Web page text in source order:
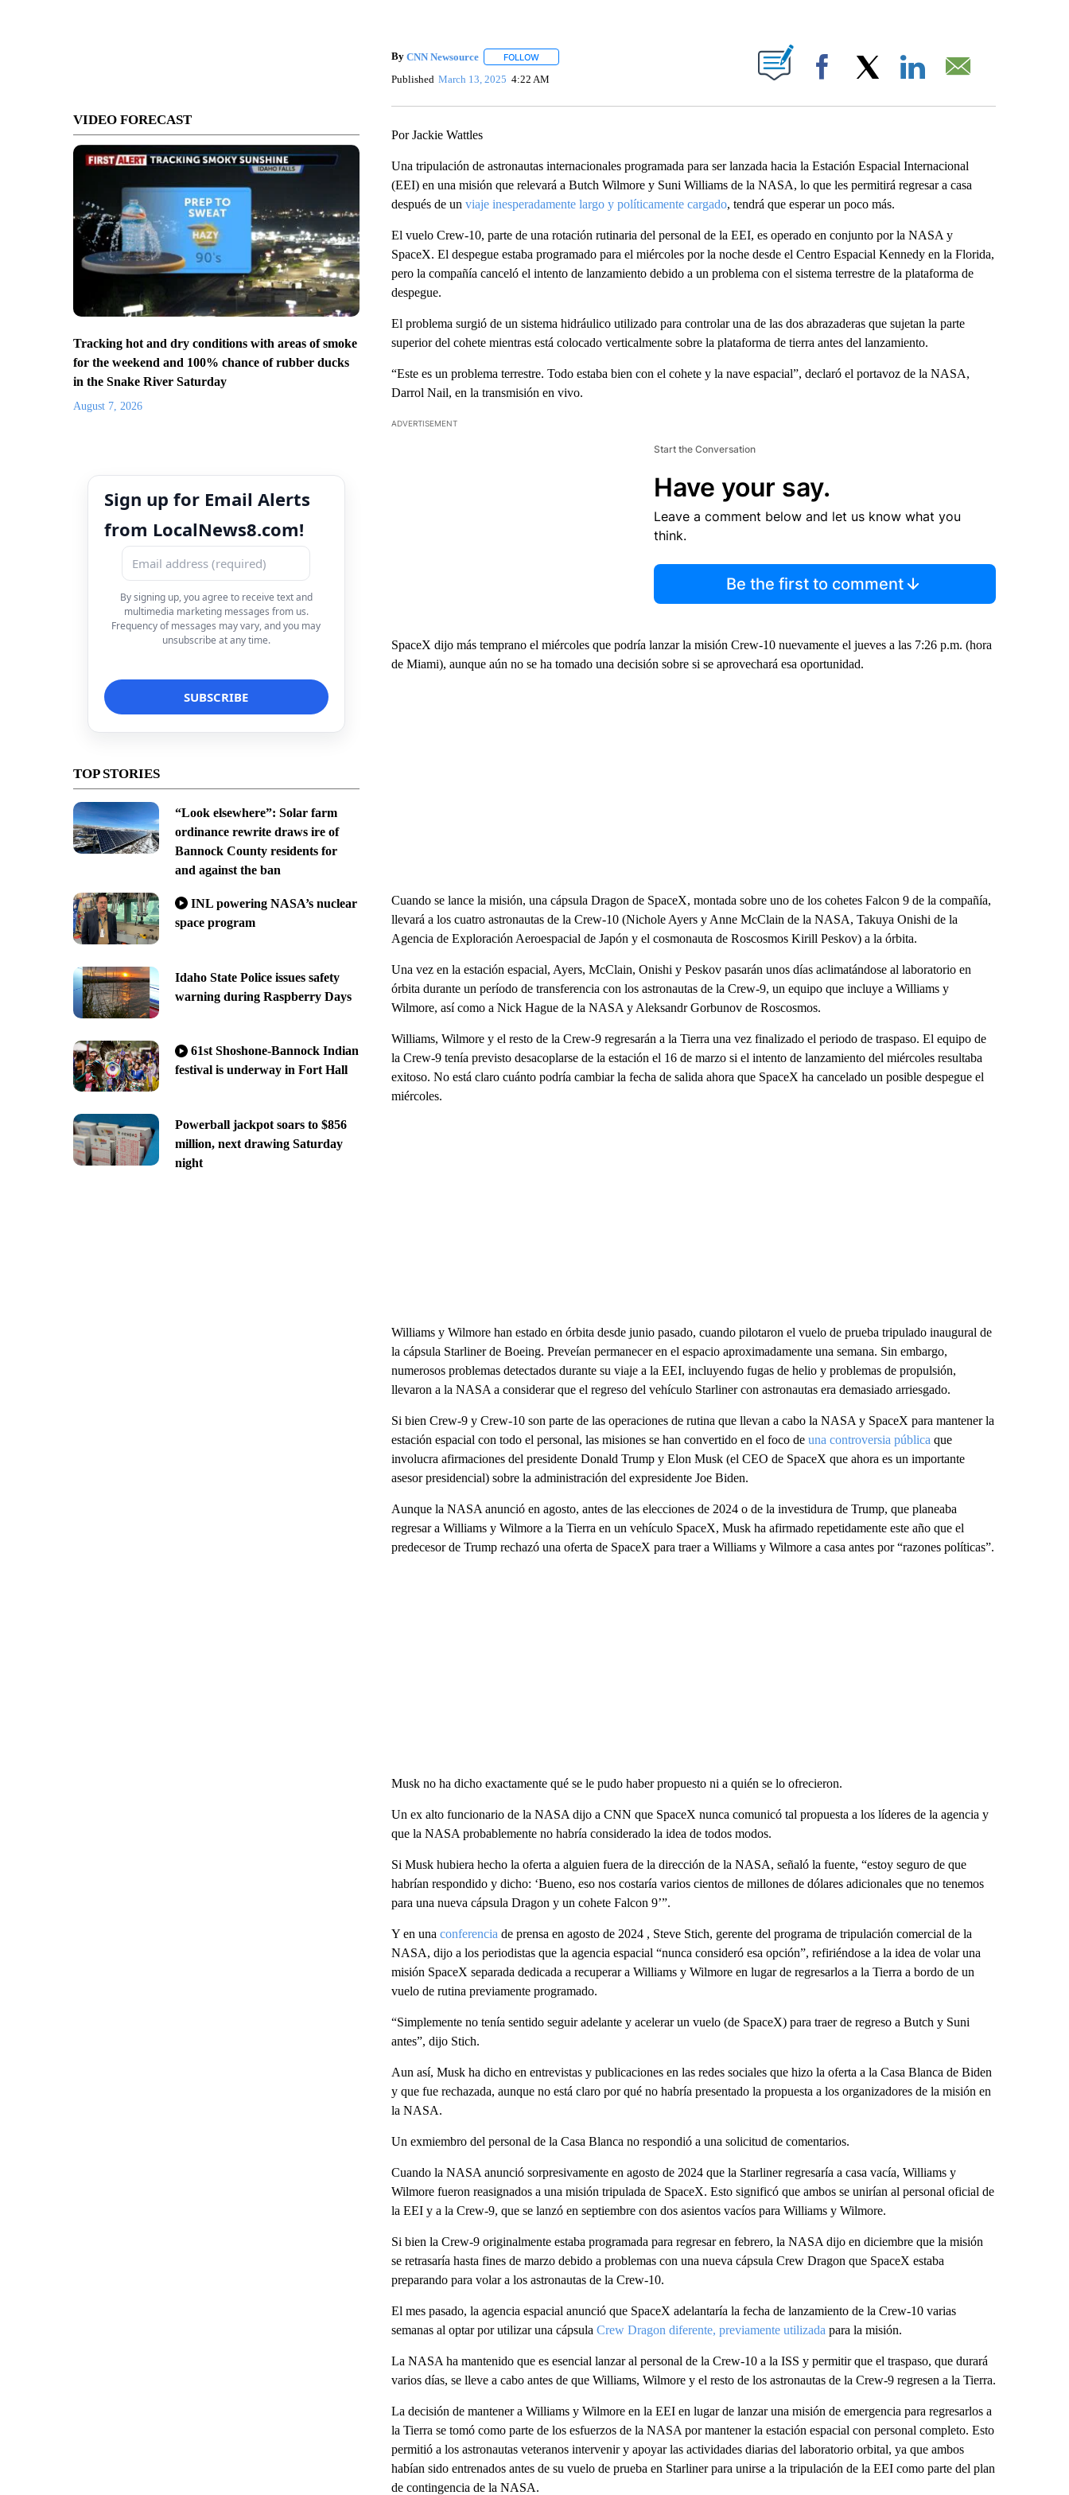
VIDEO FORECAST
Tracking hot and dry conditions with areas of smoke
for the weekend and 100% chance of rubber ducks
in the Snake River Saturday
August 7, 2026
Sign up for Email Alerts
from LocalNews8.com!
By signing up, you agree to receive text and
multimedia marketing messages from us.
Frequency of messages may vary, and you may
unsubscribe at any time.
TOP STORIES
“Look elsewhere”: Solar farm
ordinance rewrite draws ire of
Bannock County residents for
and against the ban
INL powering NASA’s nuclear
space program
Idaho State Police issues safety
warning during Raspberry Days
61st Shoshone-Bannock Indian
festival is underway in Fort Hall
Powerball jackpot soars to $856
million, next drawing Saturday
night
By CNN Newsource FOLLOWFOLLOW "" TO RECEIVE NOTIFICATIONS ABOUT NEW PAGES ON "".
Published March 13, 2025 4:22 AM Facebook
Por Jackie Wattles
Una tripulación de astronautas internacionales programada para ser lanzada hacia la Estación Espacial Internacional
(EEI) en una misión que relevará a Butch Wilmore y Suni Williams de la NASA, lo que les permitirá regresar a casa
después de un viaje inesperadamente largo y políticamente cargado, tendrá que esperar un poco más.
El vuelo Crew-10, parte de una rotación rutinaria del personal de la EEI, es operado en conjunto por la NASA y
SpaceX. El despegue estaba programado para el miércoles por la noche desde el Centro Espacial Kennedy en la Florida,
pero la compañía canceló el intento de lanzamiento debido a un problema con el sistema terrestre de la plataforma de
despegue.
El problema surgió de un sistema hidráulico utilizado para controlar una de las dos abrazaderas que sujetan la parte
superior del cohete mientras está colocado verticalmente sobre la plataforma de tierra antes del lanzamiento.
“Este es un problema terrestre. Todo estaba bien con el cohete y la nave espacial”, declaró el portavoz de la NASA,
Darrol Nail, en la transmisión en vivo.
ADVERTISEMENT
Start the Conversation
Have your say.
Leave a comment below and let us know what you
think.
Be the first to comment
SpaceX dijo más temprano el miércoles que podría lanzar la misión Crew-10 nuevamente el jueves a las 7:26 p.m. (hora
de Miami), aunque aún no se ha tomado una decisión sobre si se aprovechará esa oportunidad.
Cuando se lance la misión, una cápsula Dragon de SpaceX, montada sobre uno de los cohetes Falcon 9 de la compañía,
llevará a los cuatro astronautas de la Crew-10 (Nichole Ayers y Anne McClain de la NASA, Takuya Onishi de la
Agencia de Exploración Aeroespacial de Japón y el cosmonauta de Roscosmos Kirill Peskov) a la órbita.
Una vez en la estación espacial, Ayers, McClain, Onishi y Peskov pasarán unos días aclimatándose al laboratorio en
órbita durante un período de transferencia con los astronautas de la Crew-9, un equipo que incluye a Williams y
Wilmore, así como a Nick Hague de la NASA y Aleksandr Gorbunov de Roscosmos.
Williams, Wilmore y el resto de la Crew-9 regresarán a la Tierra una vez finalizado el periodo de traspaso. El equipo de
la Crew-9 tenía previsto desacoplarse de la estación el 16 de marzo si el intento de lanzamiento del miércoles resultaba
exitoso. No está claro cuánto podría cambiar la fecha de salida ahora que SpaceX ha cancelado un posible despegue el
miércoles.
Williams y Wilmore han estado en órbita desde junio pasado, cuando pilotaron el vuelo de prueba tripulado inaugural de
la cápsula Starliner de Boeing. Preveían permanecer en el espacio aproximadamente una semana. Sin embargo,
numerosos problemas detectados durante su viaje a la EEI, incluyendo fugas de helio y problemas de propulsión,
llevaron a la NASA a considerar que el regreso del vehículo Starliner con astronautas era demasiado arriesgado.
Si bien Crew-9 y Crew-10 son parte de las operaciones de rutina que llevan a cabo la NASA y SpaceX para mantener la
estación espacial con todo el personal, las misiones se han convertido en el foco de una controversia pública que
involucra afirmaciones del presidente Donald Trump y Elon Musk (el CEO de SpaceX que ahora es un importante
asesor presidencial) sobre la administración del expresidente Joe Biden.
Aunque la NASA anunció en agosto, antes de las elecciones de 2024 o de la investidura de Trump, que planeaba
regresar a Williams y Wilmore a la Tierra en un vehículo SpaceX, Musk ha afirmado repetidamente este año que el
predecesor de Trump rechazó una oferta de SpaceX para traer a Williams y Wilmore a casa antes por “razones políticas”.
Musk no ha dicho exactamente qué se le pudo haber propuesto ni a quién se lo ofrecieron.
Un ex alto funcionario de la NASA dijo a CNN que SpaceX nunca comunicó tal propuesta a los líderes de la agencia y
que la NASA probablemente no habría considerado la idea de todos modos.
Si Musk hubiera hecho la oferta a alguien fuera de la dirección de la NASA, señaló la fuente, “estoy seguro de que
habrían respondido y dicho: ‘Bueno, eso nos costaría varios cientos de millones de dólares adicionales que no tenemos
para una nueva cápsula Dragon y un cohete Falcon 9’”.
Y en una conferencia de prensa en agosto de 2024 , Steve Stich, gerente del programa de tripulación comercial de la
NASA, dijo a los periodistas que la agencia espacial “nunca consideró esa opción”, refiriéndose a la idea de volar una
misión SpaceX separada dedicada a recuperar a Williams y Wilmore en lugar de regresarlos a la Tierra a bordo de un
vuelo de rutina previamente programado.
“Simplemente no tenía sentido seguir adelante y acelerar un vuelo (de SpaceX) para traer de regreso a Butch y Suni
antes”, dijo Stich.
Aun así, Musk ha dicho en entrevistas y publicaciones en las redes sociales que hizo la oferta a la Casa Blanca de Biden
y que fue rechazada, aunque no está claro por qué no habría presentado la propuesta a los organizadores de la misión en
la NASA.
Un exmiembro del personal de la Casa Blanca no respondió a una solicitud de comentarios.
Cuando la NASA anunció sorpresivamente en agosto de 2024 que la Starliner regresaría a casa vacía, Williams y
Wilmore fueron reasignados a una misión tripulada de SpaceX. Esto significó que ambos se unirían al personal oficial de
la EEI y a la Crew-9, que se lanzó en septiembre con dos asientos vacíos para Williams y Wilmore.
Si bien la Crew-9 originalmente estaba programada para regresar en febrero, la NASA dijo en diciembre que la misión
se retrasaría hasta fines de marzo debido a problemas con una nueva cápsula Crew Dragon que SpaceX estaba
preparando para volar a los astronautas de la Crew-10.
El mes pasado, la agencia espacial anunció que SpaceX adelantaría la fecha de lanzamiento de la Crew-10 varias
semanas al optar por utilizar una cápsula Crew Dragon diferente, previamente utilizada para la misión.
La NASA ha mantenido que es esencial lanzar al personal de la Crew-10 a la ISS y permitir que el traspaso, que durará
varios días, se lleve a cabo antes de que Williams, Wilmore y el resto de los astronautas de la Crew-9 regresen a la Tierra.
La decisión de mantener a Williams y Wilmore en la EEI en lugar de lanzar una misión de emergencia para regresarlos a
la Tierra se tomó como parte de los esfuerzos de la NASA por mantener la estación espacial con personal completo. Esto
permitió a los astronautas veteranos intervenir y apoyar las actividades diarias del laboratorio orbital, ya que ambos
habían sido entrenados antes de su vuelo de prueba en Starliner para unirse a la tripulación de la EEI como parte del plan
de contingencia de la NASA.